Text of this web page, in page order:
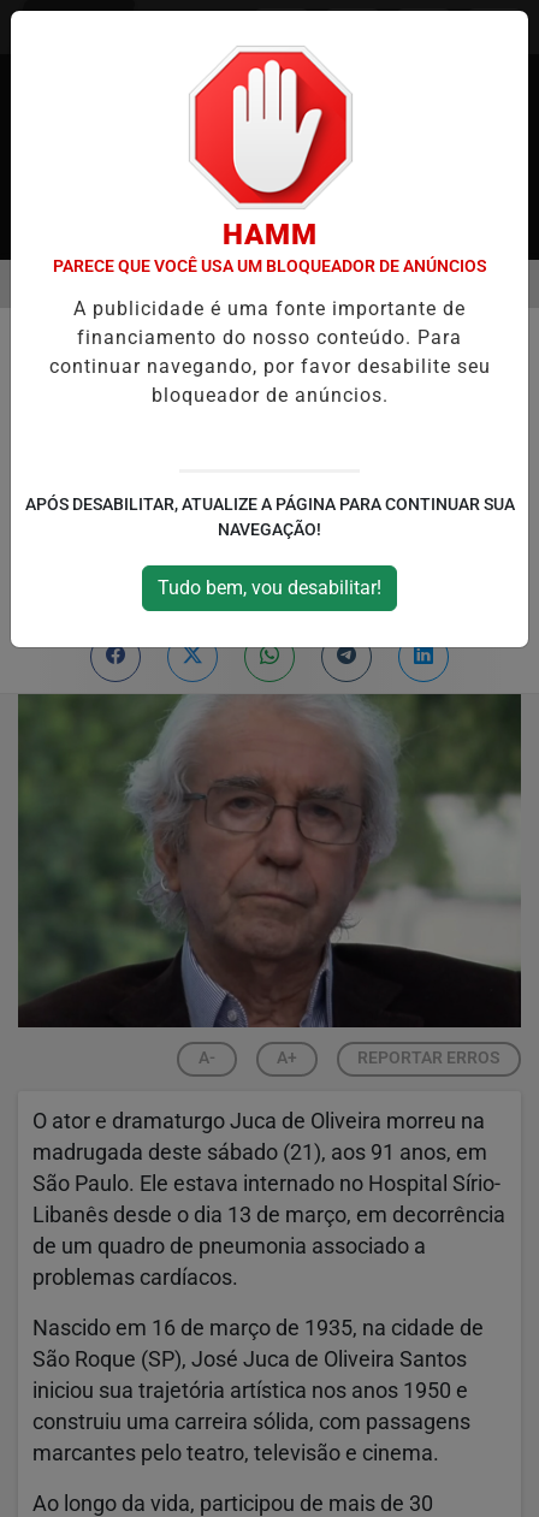
EM ALTA
COMUNIDADE
Morre Juca de Oliveira aos 91 anos
em São Paulo
Clone
RPJNews
21/03/2026 09:05
A- A+ REPORTAR ERROS
O ator e dramaturgo Juca de Oliveira morreu na
madrugada deste sábado (21), aos 91 anos, em
São Paulo. Ele estava internado no Hospital Sírio-
Libanês desde o dia 13 de março, em decorrência
de um quadro de pneumonia associado a
problemas cardíacos.
Nascido em 16 de março de 1935, na cidade de
São Roque (SP), José Juca de Oliveira Santos
iniciou sua trajetória artística nos anos 1950 e
construiu uma carreira sólida, com passagens
marcantes pelo teatro, televisão e cinema.
Ao longo da vida, participou de mais de 30
HAMM
PARECE QUE VOCÊ USA UM BLOQUEADOR DE ANÚNCIOS
A publicidade é uma fonte importante de
financiamento do nosso conteúdo. Para
continuar navegando, por favor desabilite seu
bloqueador de anúncios.
APÓS DESABILITAR, ATUALIZE A PÁGINA PARA CONTINUAR SUA
NAVEGAÇÃO!
Tudo bem, vou desabilitar!